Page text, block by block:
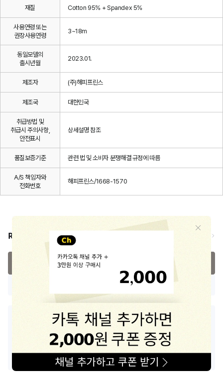
재질 Cotton 95% + Spandex 5%
사용연령 또는
권장사용연령
3~18m
동일모델의
출시년월
2023.01.
제조자 (주)해피프린스
제조국 대한민국
취급방법 및
취급시 주의사항,
안전표시
상세설명 참조
품질보증기준 관련 법 및 소비자 분쟁해결 규정에 따름
A/S 책임자와
전화번호
해피프린스/1668-1570